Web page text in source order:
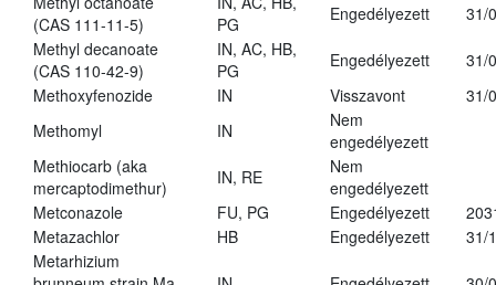
(CAS 111-11-5)
PG
Engedélyezett
31/
Methyl decanoate
(CAS 110-42-9)
IN, AC, HB,
PG
Engedélyezett
31/
Methoxyfenozide
IN Visszavont
31/
Methomyl
IN
Nem
engedélyezett
Methiocarb (aka
mercaptodimethur)
IN, RE
Nem
engedélyezett
Metconazole
FU, PG Engedélyezett
Metazachlor
HB Engedélyezett
31/
Metarhizium